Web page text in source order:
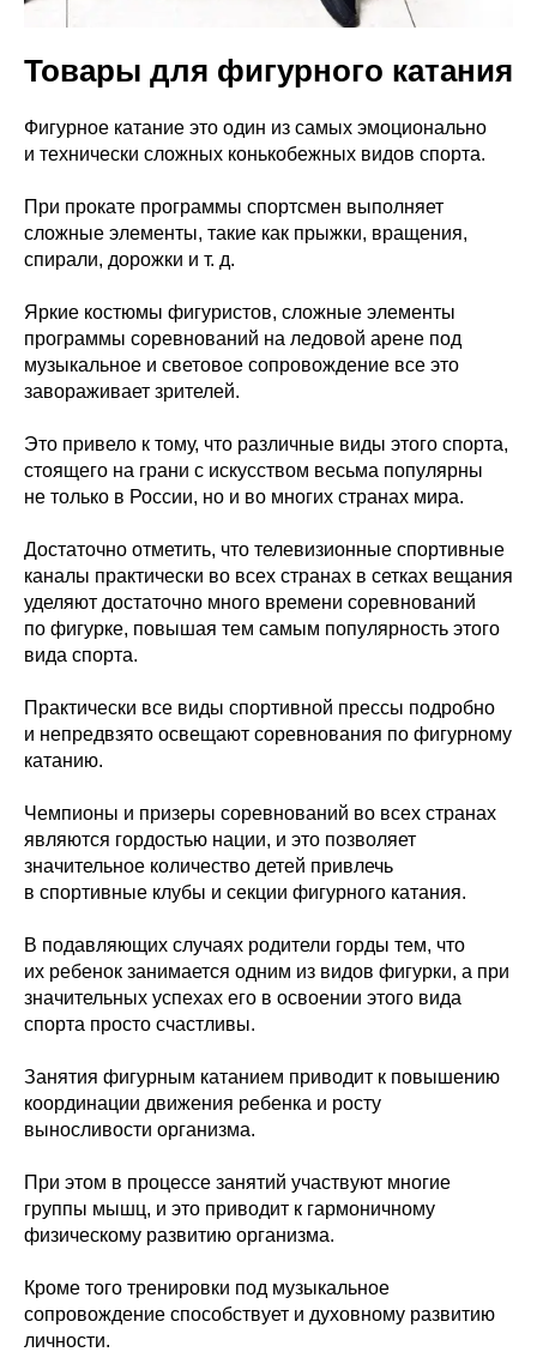
Товары для фигурного катания
Фигурное катание это один из самых эмоционально
и технически сложных конькобежных видов спорта.
При прокате программы спортсмен выполняет
сложные элементы, такие как прыжки, вращения,
спирали, дорожки и т. д.
Яркие костюмы фигуристов, сложные элементы
программы соревнований на ледовой арене под
музыкальное и световое сопровождение все это
завораживает зрителей.
Это привело к тому, что различные виды этого спорта,
стоящего на грани с искусством весьма популярны
не только в России, но и во многих странах мира.
Достаточно отметить, что телевизионные спортивные
каналы практически во всех странах в сетках вещания
уделяют достаточно много времени соревнований
по фигурке, повышая тем самым популярность этого
вида спорта.
Практически все виды спортивной прессы подробно
и непредвзято освещают соревнования по фигурному
катанию.
Чемпионы и призеры соревнований во всех странах
являются гордостью нации, и это позволяет
значительное количество детей привлечь
в спортивные клубы и секции фигурного катания.
В подавляющих случаях родители горды тем, что
их ребенок занимается одним из видов фигурки, а при
значительных успехах его в освоении этого вида
спорта просто счастливы.
Занятия фигурным катанием приводит к повышению
координации движения ребенка и росту
выносливости организма.
При этом в процессе занятий участвуют многие
группы мышц, и это приводит к гармоничному
физическому развитию организма.
Кроме того тренировки под музыкальное
сопровождение способствует и духовному развитию
личности.